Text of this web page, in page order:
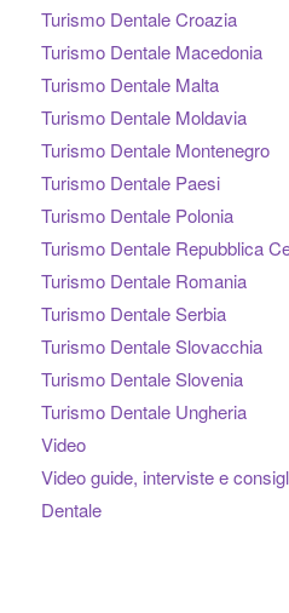
Turismo Dentale Croazia
Turismo Dentale Macedonia
Turismo Dentale Malta
Turismo Dentale Moldavia
Turismo Dentale Montenegro
Turismo Dentale Paesi
Turismo Dentale Polonia
Turismo Dentale Repubblica
Turismo Dentale Romania
Turismo Dentale Serbia
Turismo Dentale Slovacchia
Turismo Dentale Slovenia
Turismo Dentale Ungheria
Video
Video guide, interviste e
Dentale